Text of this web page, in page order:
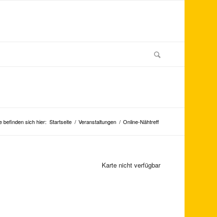
befinden sich hier: Startseite / Veranstaltungen / Online-Nähtreff
Karte nicht verfügbar